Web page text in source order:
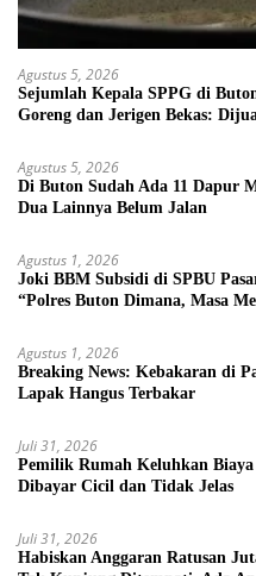
Agustus 5, 2026
Sejumlah Kepala SPPG di
Goreng dan Jerigen Bekas:
Agustus 5, 2026
Di Buton Sudah Ada 11 Dapur
Dua Lainnya Belum Jalan
Agustus 1, 2026
Joki BBM Subsidi di SPBU
“Polres Buton Dimana, Masa
Agustus 1, 2026
Breaking News: Kebakaran di
Lapak Hangus Terbakar
Juli 31, 2026
Pemilik Rumah Keluhkan
Dibayar Cicil dan Tidak Jelas
Juli 31, 2026
Habiskan Anggaran Ratusan